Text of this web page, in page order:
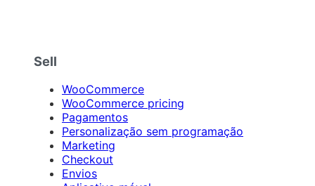
Sell
WooCommerce
WooCommerce pricing
Pagamentos
Personalização sem programação
Marketing
Checkout
Envios